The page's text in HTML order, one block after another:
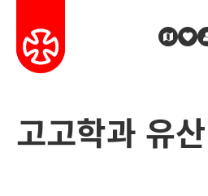
고고학과 유산